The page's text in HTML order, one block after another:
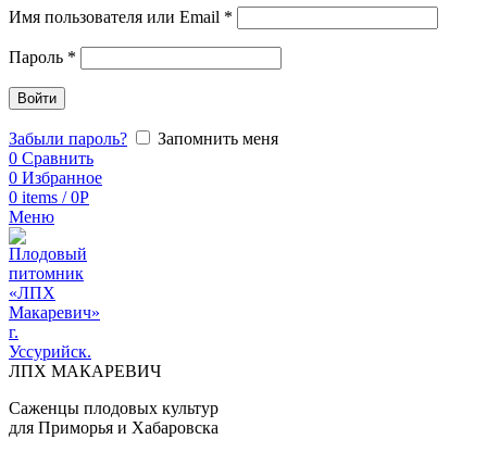
Имя пользователя или Email *
Пароль *
Войти
Забыли пароль?
Запомнить меня
0 Сравнить
0 Избранное
0 items / 0Р
Меню
ЛПХ МАКАРЕВИЧ
Саженцы плодовых культур
для Приморья и Хабаровска